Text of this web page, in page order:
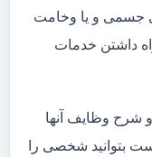
جسمی و یا وخامت
داشتن خدمات
شرح وظایف آنها
بتوانید شخصی را